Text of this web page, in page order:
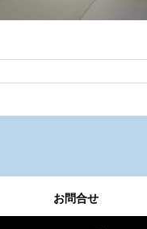
お問合せ